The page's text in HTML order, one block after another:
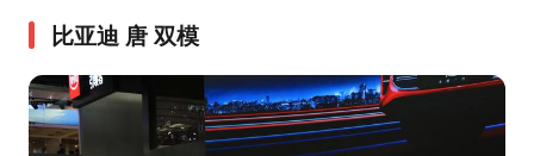
比亚迪 唐 双模